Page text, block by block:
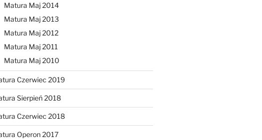
Matura Maj 2014
Matura Maj 2013
Matura Maj 2012
Matura Maj 2011
Matura Maj 2010
Czerwiec 2019
Sierpień 2018
Czerwiec 2018
Operon 2017